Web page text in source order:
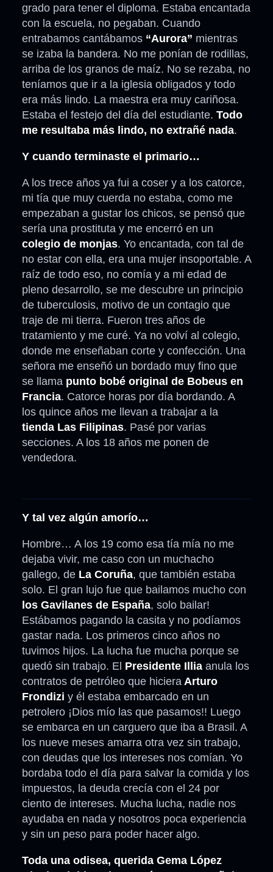
grado para tener el diploma. Estaba encantada
con la escuela, no pegaban. Cuando
entrabamos cantábamos “Aurora” mientras
se izaba la bandera. No me ponían de rodillas,
arriba de los granos de maíz. No se rezaba, no
teníamos que ir a la iglesia obligados y todo
era más lindo. La maestra era muy cariñosa.
Estaba el festejo del día del estudiante. Todo
me resultaba más lindo, no extrañé nada.
Y cuando terminaste el primario…
A los trece años ya fui a coser y a los catorce,
mi tía que muy cuerda no estaba, como me
empezaban a gustar los chicos, se pensó que
sería una prostituta y me encerró en un
colegio de monjas. Yo encantada, con tal de
no estar con ella, era una mujer insoportable. A
raíz de todo eso, no comía y a mi edad de
pleno desarrollo, se me descubre un principio
de tuberculosis, motivo de un contagio que
traje de mi tierra. Fueron tres años de
tratamiento y me curé. Ya no volví al colegio,
donde me enseñaban corte y confección. Una
señora me enseñó un bordado muy fino que
se llama punto bobé original de Bobeus en
Francia. Catorce horas por día bordando. A
los quince años me llevan a trabajar a la
tienda Las Filipinas. Pasé por varias
secciones. A los 18 años me ponen de
vendedora.
Y tal vez algún amorío…
Hombre… A los 19 como esa tía mía no me
dejaba vivir, me caso con un muchacho
gallego, de La Coruña, que también estaba
solo. El gran lujo fue que bailamos mucho con
los Gavilanes de España, solo bailar!
Estábamos pagando la casita y no podíamos
gastar nada. Los primeros cinco años no
tuvimos hijos. La lucha fue mucha porque se
quedó sin trabajo. El Presidente Illia anula los
contratos de petróleo que hiciera Arturo
Frondizi y él estaba embarcado en un
petrolero ¡Dios mío las que pasamos!! Luego
se embarca en un carguero que iba a Brasil. A
los nueve meses amarra otra vez sin trabajo,
con deudas que los intereses nos comían. Yo
bordaba todo el día para salvar la comida y los
impuestos, la deuda crecía con el 24 por
ciento de intereses. Mucha lucha, nadie nos
ayudaba en nada y nosotros poca experiencia
y sin un peso para poder hacer algo.
Toda una odisea, querida Gema López